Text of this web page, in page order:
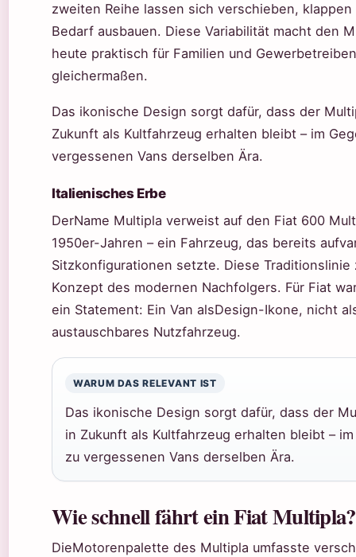
zweiten Reihe lassen sich verschieben, klappen
Bedarf ausbauen. Diese Variabilität macht den
heute praktisch für Familien und
gleichermaßen.
Das ikonische Design sorgt dafür, dass der
Zukunft als Kultfahrzeug erhalten bleibt – im
vergessenen Vans derselben Ära.
Italienisches Erbe
DerName Multipla verweist auf den Fiat 600
1950er-Jahren – ein Fahrzeug, das bereits
Sitzkonfigurationen setzte. Diese Traditionslinie
Konzept des modernen Nachfolgers. Für Fiat
ein Statement: Ein Van alsDesign-Ikone, nicht
austauschbares Nutzfahrzeug.
WARUM DAS RELEVANT IST
Das ikonische Design sorgt dafür, dass der
in Zukunft als Kultfahrzeug erhalten bleibt –
zu vergessenen Vans derselben Ära.
Wie schnell fährt ein Fiat Multipla?
DieMotorenpalette des Multipla umfasste